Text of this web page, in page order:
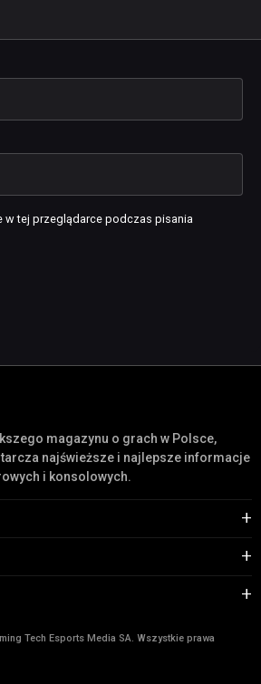
w tej przeglądarce podczas pisania
magazynu o grach w Polsce,
najświeższe i najlepsze informacje
i konsolowych.
Tech Esports Media SA. Wszystkie prawa